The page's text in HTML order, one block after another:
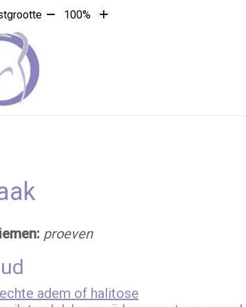
Tekst100%
Tekst
proeven
adem of halitose